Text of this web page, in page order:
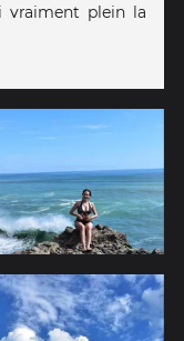
vraiment plein la